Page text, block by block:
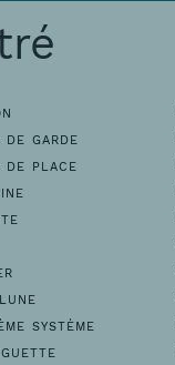
de garde
de place
système